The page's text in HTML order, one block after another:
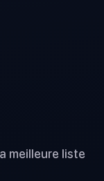
meilleure liste